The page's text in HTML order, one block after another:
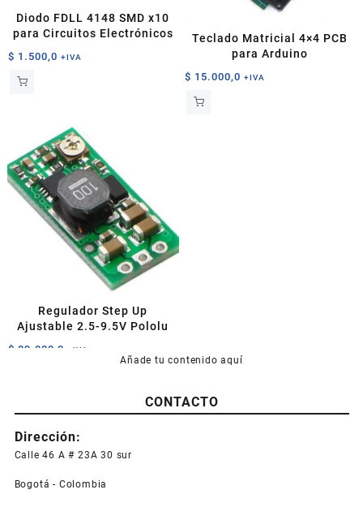
Diodo FDLL 4148 SMD x10
para Circuitos Electrónicos
$ 1.500,0 +IVA
Teclado Matricial 4×4 PCB
para Arduino
$ 15.000,0 +IVA
Regulador Step Up
Ajustable 2.5-9.5V Pololu
$ 89.000,0 +IVA
Añade tu contenido aquí
CONTACTO
Dirección:
Calle 46 A # 23A 30 sur
Bogotá - Colombia